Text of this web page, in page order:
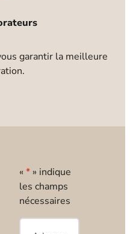
garantir la meilleure
« * » indique
les champs
nécessaires
E-